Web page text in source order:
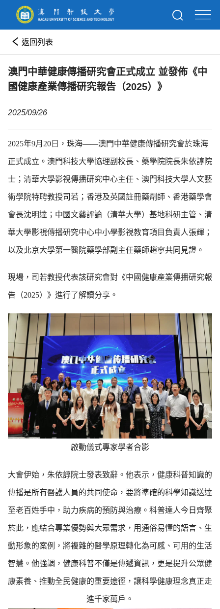
返回列表
澳門中華健康傳播研究會正式成立 並發佈《中
國健康產業傳播研究報告（2025）》
2025/09/26
2025年9月20日，珠海——澳門中華健康傳播研究會於珠海
正式成立。澳門科技大學協理副校長、藥學院院長朱依諄院
士；清華大學影視傳播研究中心主任、澳門科技大學人文藝
術學院特聘教授司若；香港及英國註冊藥劑師、香港藥學會
會長沈明達；中國文藝評論（清華大學）基地科研主管、清
華大學影視傳播研究中心中小學影視教育項目負責人張輝；
以及北京大學第一醫院藥學部副主任藥師趙寧共同見證。
現場，司若教授代表該研究會對《中國健康產業傳播研究報
告（2025）》進行了解讀分享。
啟動儀式專家學者合影
大會伊始，朱依諄院士發表致辭。他表示，健康科普知識的
傳播是所有醫護人員的共同使命，要將準確的科學知識送達
至老百姓手中，助力疾病的預防與治療。科普達人今日齊聚
於此，應結合專業優勢與大眾需求，用通俗易懂的語言、生
動形象的案例，將複雜的醫學原理轉化為可感、可用的生活
智慧。他強調，健康科普不僅是傳遞資訊，更是提升公眾健
康素養、推動全民健康的重要途徑，讓科學健康理念真正走
進千家萬戶。